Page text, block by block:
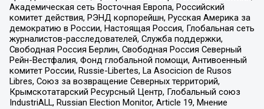
Академическая сеть Восточная Европа, Российский
комитет действия, РЭНД корпорейшн, Русская Америка за
демократию в России, Настоящая Россия, Глобальная сеть
журналистов-расследователей, Служба поддержки,
Свободная Россия Берлин, Свободная Россия Северный
Рейн-Вестфалия, Фонд глобальной помощи, Антивоенный
комитет России, Russie-Libertes, La Asocicion de Rusos
Libres, Союз за возвращение Северных территорий,
Крымскотатарский Ресурсный Центр, Глобальный союз
IndustriALL, Russian Election Monitor, Article 19, Мнение